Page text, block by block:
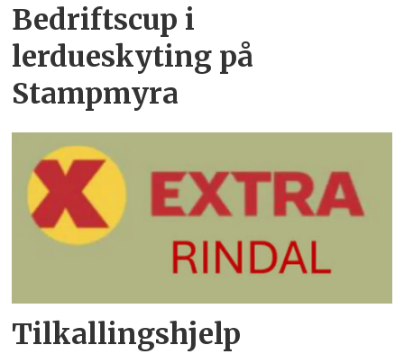
Bedriftscup i
lerdueskyting på
Stampmyra
Tilkallingshjelp